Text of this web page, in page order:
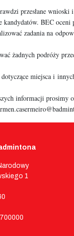
przesłane
kandydatów. BEC
zadania na
żadnych podróży
miejsca i
informacji prosimy
1